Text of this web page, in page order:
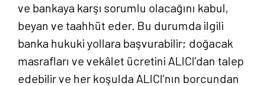
ve bankaya karşı sorumlu olacağını kabul,
beyan ve taahhüt eder. Bu durumda ilgili
banka hukuki yollara başvurabilir; doğacak
masrafları ve vekâlet ücretini ALICI’dan talep
edebilir ve her koşulda ALICI’nın borcundan